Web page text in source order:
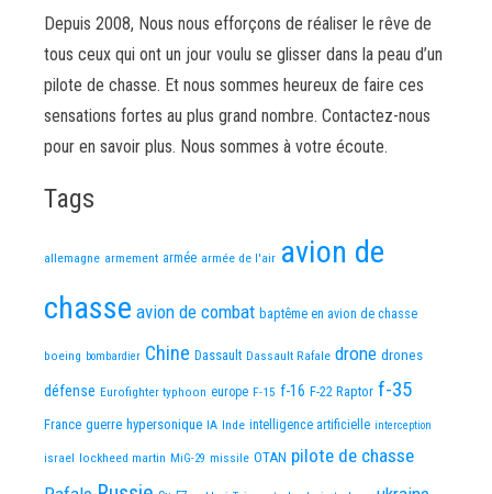
Depuis 2008, Nous nous efforçons de réaliser le rêve de
tous ceux qui ont un jour voulu se glisser dans la peau d’un
pilote de chasse. Et nous sommes heureux de faire ces
sensations fortes au plus grand nombre. Contactez-nous
pour en savoir plus. Nous sommes à votre écoute.
Tags
allemagne armement armée armée de l'air avion de
chasse avion de combat baptême en avion de chasse
boeing bombardier Chine Dassault Dassault Rafale drone drones
défense Eurofighter typhoon europe F-15 f-16 F-22 Raptor f-35
France guerre hypersonique IA Inde intelligence artificielle interception
israel lockheed martin MiG-29 missile OTAN pilote de chasse